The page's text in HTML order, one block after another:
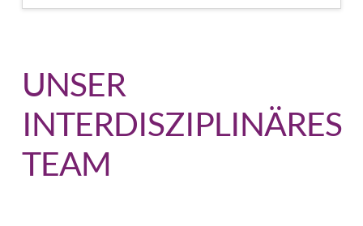
UNSER
INTERDISZIPLINÄRES
TEAM